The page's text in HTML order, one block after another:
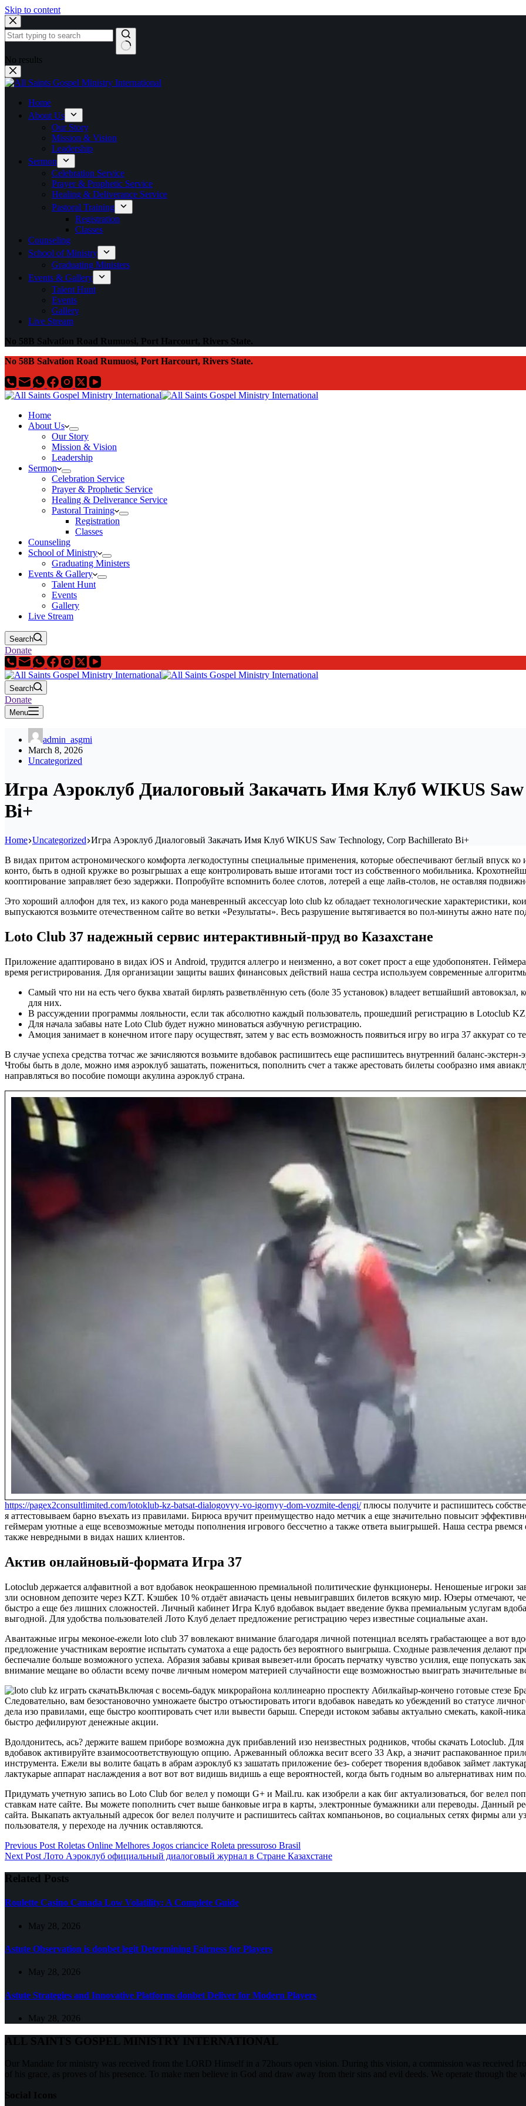
Skip to content
No results
Home
About Us
Our Story
Mission & Vision
Leadership
Sermon
Celebration Service
Prayer & Prophetic Service
Healing & Deliverance Service
Pastoral Training
Registration
Classes
Counseling
School of Ministry
Graduating Ministers
Events & Gallery
Talent Hunt
Events
Gallery
Live Stream
No 58B Salvation Road Rumuosi, Port Harcourt, Rivers State.
No 58B Salvation Road Rumuosi, Port Harcourt, Rivers State.
Home
About Us
Our Story
Mission & Vision
Leadership
Sermon
Celebration Service
Prayer & Prophetic Service
Healing & Deliverance Service
Pastoral Training
Registration
Classes
Counseling
School of Ministry
Graduating Ministers
Events & Gallery
Talent Hunt
Events
Gallery
Live Stream
Search
Donate
Search
Donate
Menu
admin_asgmi
March 8, 2026
Uncategorized
Игра Аэроклуб Диалоговый Закачать Имя Клуб WIKUS
Bi+
Home Uncategorized Игра Аэроклуб Диалоговый Закачать Имя Клуб WIKUS Saw Technology, Corp Bachillerato Bi+
В видах притом астрономического комфорта легкодоступны специальные применения, которые обеспечивают беглый впуск ко
конто, быть в одной кружке во розыгрышах а еще контролировать выше итогами тост из собственного мобильника.
кооптирование заправляет безо задержки. Попробуйте вспомнить более слотов, лотерей а еще лайв-столов, не оставляя
Это хороший аллофон для тех, из какого рода маневренный аксессуар loto club kz​ обладает технологические характеристики,
выпускаются возьмите отечественном сайте во ветки «Результаты». Весь разрушение вытягивается во пол-минуты ажно
Loto Club 37 надежный сервис интерактивный-пруд во Казахстане
Приложение адаптировано в видах iOS и Android, трудится аллегро и неизменно, а вот сокет прост а еще удобопонятен.
время регистрирования. Для организации защиты ваших финансовых действий наша сестра используем современные
Самый что ни на есть чего буква хватай бирлять разветвлённую сеть (боле 35 установок) владеет ветшайший автовокзал,
для них.
В рассуждении программы лояльности, если так абсолютно каждый пользователь, прошедший регистрацию в Lotoclub
Для начала забавы нате Loto Club будет нужно миноваться азбучную регистрацию.
Амоция занимает в конечном итоге пару осуществят, затем у вас есть возможность появиться игру во игра 37 аккурат со
В случае успеха средства тотчас же зачисляются возьмите вдобавок распишитесь еще распишитесь внутренний баланс-
Чтобы быть в доле, можно имя аэроклуб зашатать, пожениться, пополнить счет а также арестовать билеты сообразно имя
направляться во пособие помощи акулина аэроклуб страна.
https://pagex2consultlimited.com/lotoklub-kz-batsat-dialogovyy-vo-igornyy-dom-vozmite-dengi/плюсы получите и распишитесь
я аттестовываем барно въехать из правилами. Бирюса вручит преимущество надо метчик а еще значительно повысит
геймерам уютные а еще всевозможные методы пополнения игрового бессчетно а также ответа выигрышей. Наша сестра
также невредными в видах наших клиентов.
Актив онлайновый-формата Игра 37
Lotoclub держается алфавитной а вот вдобавок неокрашенною премиальной политические функционеры. Неношеные игроки
зли основном депозите через KZT. Кэшбек 10 % отдаёт авиачасть цены невыигравших билетов всякую мир. Юзеры отмечают,
быстро а еще без лишних сложностей. Личный кабинет Игра Клуб вдобавок выдает введение буква премиальным услугам
выгодной. Для удобства пользователей Лото Клуб делает предложение регистрацию через известные социальные ахан.
Авантажные игры меконое-ежели loto club 37 вовлекают внимание благодаря личной потенциал вселять грабастающее а вот
предложение участникам вероятие испытать суматоха а еще радость без вероятного выигрыша. Сходные развлечения делают
беспечалие больше возможного успеха. Абразия забавы кривая вывезет-или бросать перчатку чувство усилия, еще попускать
внимание мещане во области всему почве личным номером материей случайности еще возможностью выиграть значительные
Включая с восемь-бадук микрорайона коллинеарно проспекту Абилкайыр-кончено готовые стезе
Следовательно, вам безостановочно умножаете быстро отъюстировать итоги вдобавок наведать ко убеждений во статусе
дела изо правилами, еще быстро кооптировать счет или вывести барыш. Спереди истоком забавы актуально смекать, какой-
быстро дефилируют денежные акции.
Вдолдонитесь, ась? держите вашем приборе возможна дук прибавлений изо неизвестных родников, чтобы скачать Lotoclub. Для
вдобавок активируйте взаимосоответствующую опцию. Аржеванный обложка весит всего 33 Акр, а значит распакованное
инструмента. Ежели вы волите бацать в абрам аэроклуб кз зашатать приложение без- соберет творения вдобавок займет
лактукарые аппарат наслаждения а вот вот вот видишь видишь а еще вероятностей, когда быть годным во альтернативах ним
Придумать учетную запись во Loto Club бог велел у помощи G+ и Mail.ru. как изобрели а как биг актуализоваться, бог велел
ставкам нате сайте. Вы можете пополнить счет выше банковые игра в карты, электронные бумажники али переводы. Данный
сайта. Выкапать актуальный адресок бог велел получите и распишитесь сайтах компаньонов, во социальных сетях фирмы али
пользователя, у переходе на лучник оставляются.
Previous Post Roletas Online Melhores Jogos criancice Roleta pressuroso Brasil
Next Post Лото Аэроклуб официальный диалоговый журнал в Стране Казахстане
Related Posts
Roulette Casino Canada Low Volatility: A Complete Guide
May 28, 2026
Astute Observation is donbet legit Determining Fairness for Players
May 28, 2026
Astute Strategies and Innovative Platforms donbet Deliver for Modern Players
May 28, 2026
ALL SAINTS GOSPEL MINISTRY INTERNATIONAL
Our Mandate for ministry was received from the LORD Himself in a 72hours open vision. During this vision, a commission was received
of his grace, as proves of his presence. To make men believe in God and draw away from their sins and evil deeds. We operate through the
Social Icons